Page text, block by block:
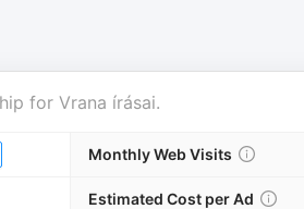
for Vrana írásai.
Monthly Web Visits
Estimated Cost per Ad